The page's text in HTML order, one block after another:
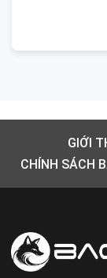
GIỚI
CHÍNH SÁCH